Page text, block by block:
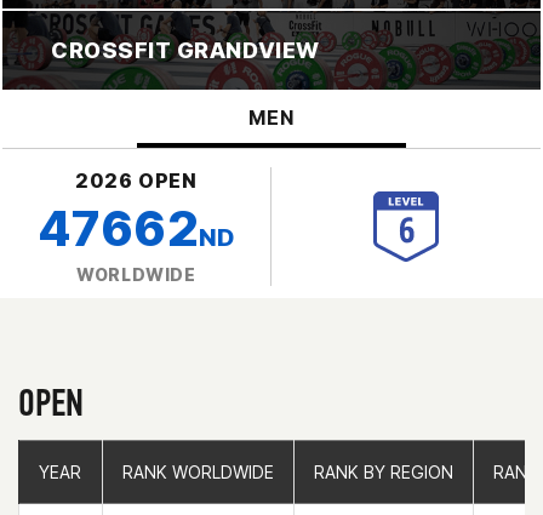
CROSSFIT GRANDVIEW
MEN
2026 OPEN
47662ND
WORLDWIDE
OPEN
YEAR RANK WORLDWIDE RANK BY REGION
YEAR RANK WORLDWIDE RANK BY REGION